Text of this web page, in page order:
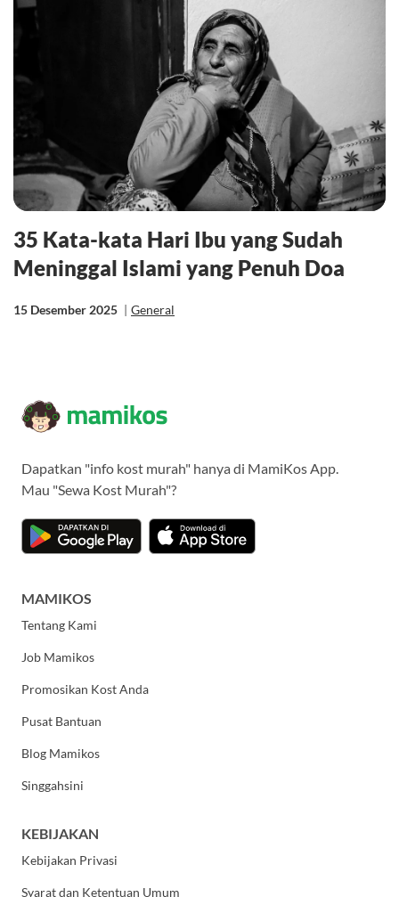
35 Kata-kata Hari Ibu yang Sudah
Meninggal Islami yang Penuh Doa
15 Desember 2025 | General
Dapatkan "info kost murah" hanya di MamiKos App.
Mau "Sewa Kost Murah"?
MAMIKOS
Tentang Kami
Job Mamikos
Promosikan Kost Anda
Pusat Bantuan
Blog Mamikos
Singgahsini
KEBIJAKAN
Kebijakan Privasi
Syarat dan Ketentuan Umum